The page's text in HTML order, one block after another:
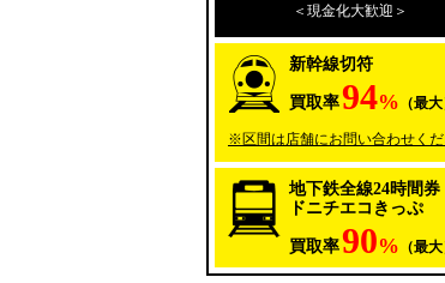
＜現金化大歓迎＞
新幹線切符
買取率94% （最大
※区間は店舗にお問い合わせく
地下鉄全線24時間券
ドニチエコきっぷ
買取率90% （最大